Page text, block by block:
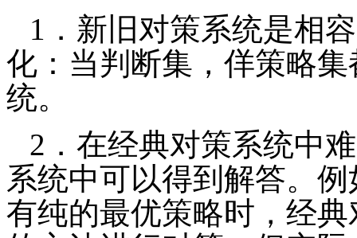
1 ．新旧对策系统是相
化：当判断集，佯策略
统。
2 ．在经典对策系统中
系统中可以得到解答。
有纯的最优策略时，经